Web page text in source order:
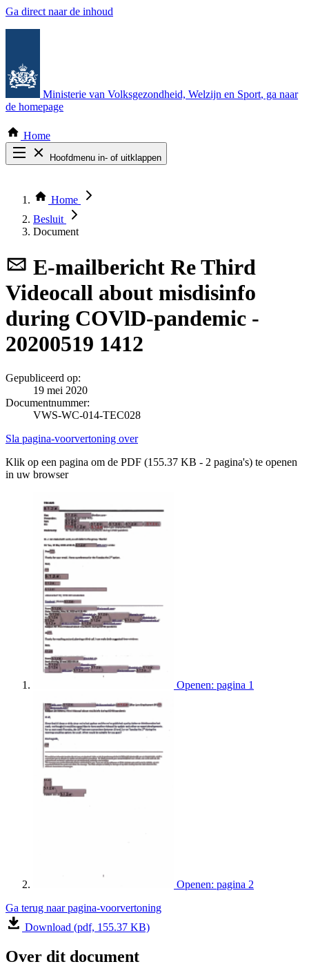
Ga direct naar de inhoud
Ministerie van Volksgezondheid, Welzijn en Sport, ga naar
de homepage
Home
Hoofdmenu in- of uitklappen
Thema COVID-19
Bekijk per bestuursorgaan
Home
Besluit
Document
E-mailbericht Re Third
Videocall about misdisinfo
during COVlD-pandemic -
20200519 1412
Gepubliceerd op:
19 mei 2020
Documentnummer:
VWS-WC-014-TEC028
Sla pagina-voorvertoning over
Klik op een pagina om de PDF (155.37 KB - 2 pagina's) te openen
in uw browser
Openen: pagina 1
Openen: pagina 2
Ga terug naar pagina-voorvertoning
Download (pdf, 155.37 KB)
Over dit document